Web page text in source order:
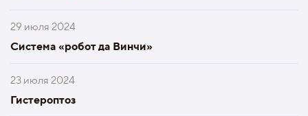
29 июля 2024
Система «робот да Винчи»
23 июля 2024
Гистероптоз